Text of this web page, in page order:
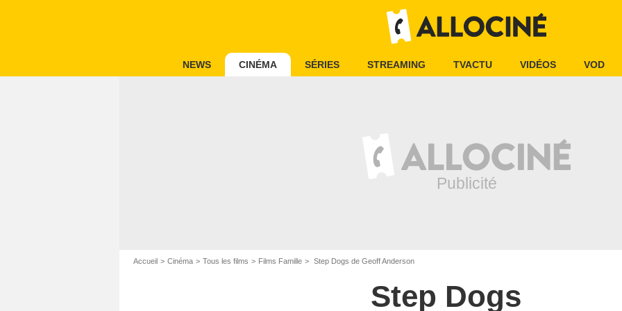
NEWS CINÉMA SÉRIES STREAMING TVACTU VIDÉOS VOD
Accueil Cinéma Tous les films Films Famille Step Dogs de Geoff Anderson
Step Dogs